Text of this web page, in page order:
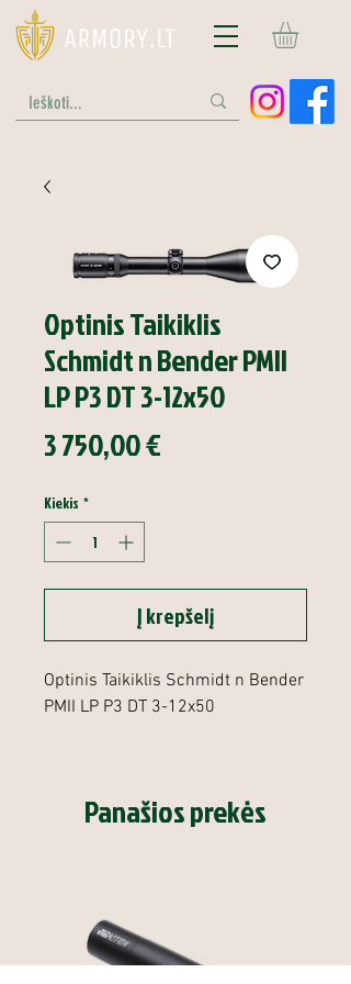
Optinis Taikiklis
Schmidt n Bender PMII
LP P3 DT 3-12x50
3 750,00 €Price
Kiekis *
Į krepšelį
Optinis Taikiklis Schmidt n Bender
PMII LP P3 DT 3-12x50
Panašios prekės